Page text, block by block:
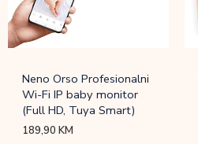
Neno Orso Profesionalni
Wi-Fi IP baby monitor
(Full HD, Tuya Smart)
189,90KM